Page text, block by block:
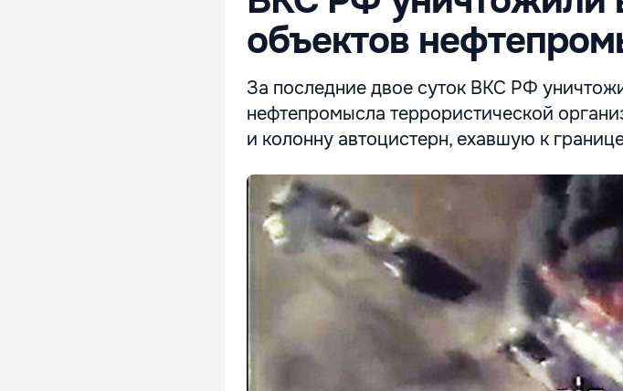
объектов
За последние двое суток ВКС РФ
нефтепромысла террористической
и колонну автоцистерн, ехавшую к